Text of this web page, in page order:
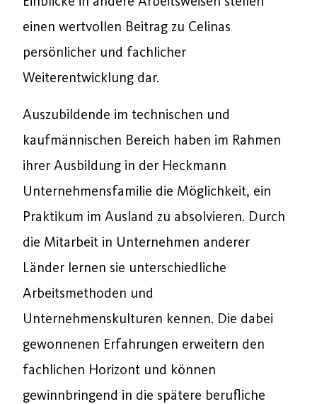
einen wertvollen Beitrag zu Celinas
persönlicher und fachlicher
Weiterentwicklung dar.
Auszubildende im technischen und
kaufmännischen Bereich haben im Rahmen
ihrer Ausbildung in der Heckmann
Unternehmensfamilie die Möglichkeit, ein
Praktikum im Ausland zu absolvieren. Durch
die Mitarbeit in Unternehmen anderer
Länder lernen sie unterschiedliche
Arbeitsmethoden und
Unternehmenskulturen kennen. Die dabei
gewonnenen Erfahrungen erweitern den
fachlichen Horizont und können
gewinnbringend in die spätere berufliche